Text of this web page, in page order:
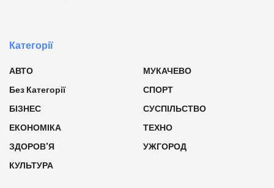
Категорії
АВТО
Без Категорії
БІЗНЕС
ЕКОНОМІКА
ЗДОРОВ'Я
КУЛЬТУРА
МУКАЧЕВО
СПОРТ
СУСПІЛЬСТВО
ТЕХНО
УЖГОРОД